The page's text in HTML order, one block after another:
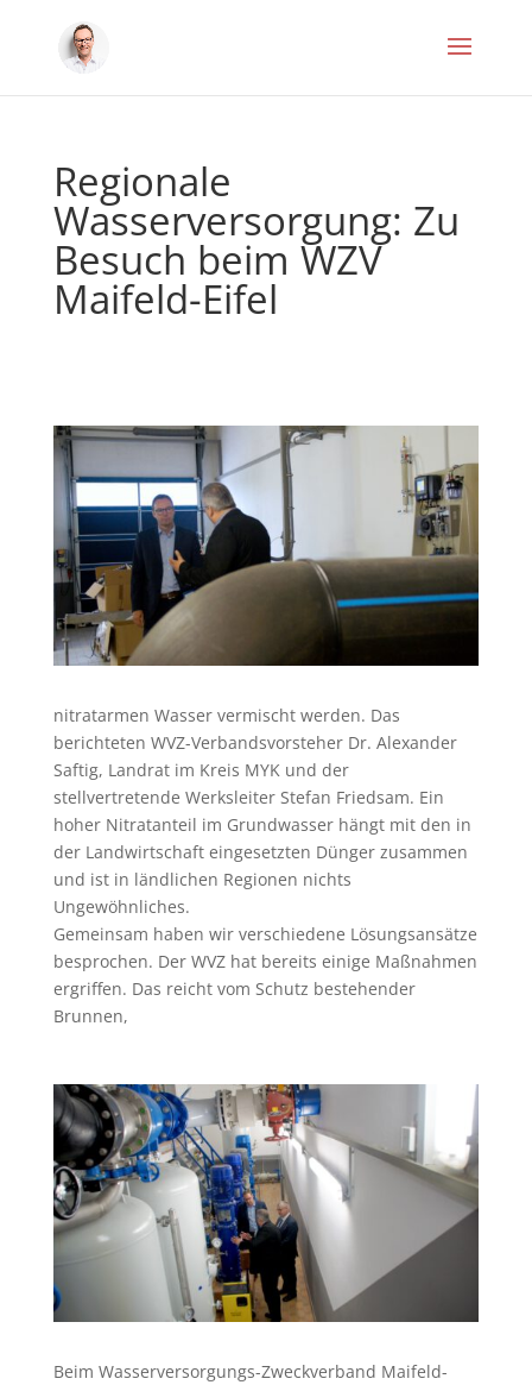
Regionale
Wasserversorgung: Zu
Besuch beim WZV
Maifeld-Eifel
nitratarmen Wasser vermischt werden. Das
berichteten WVZ-Verbandsvorsteher Dr. Alexander
Saftig, Landrat im Kreis MYK und der
stellvertretende Werksleiter Stefan Friedsam. Ein
hoher Nitratanteil im Grundwasser hängt mit den in
der Landwirtschaft eingesetzten Dünger zusammen
und ist in ländlichen Regionen nichts
Ungewöhnliches.
Gemeinsam haben wir verschiedene Lösungsansätze
besprochen. Der WVZ hat bereits einige Maßnahmen
ergriffen. Das reicht vom Schutz bestehender
Brunnen,
Beim Wasserversorgungs-Zweckverband Maifeld-